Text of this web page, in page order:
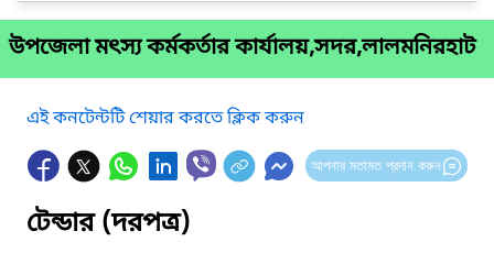
উপজেলা মৎস্য কর্মকর্তার কার্যালয়,সদর,লালমনিরহাট
এই কনটেন্টটি শেয়ার করতে ক্লিক করুন
আপনার মতামত প্রদান করুন
টেন্ডার (দরপত্র)